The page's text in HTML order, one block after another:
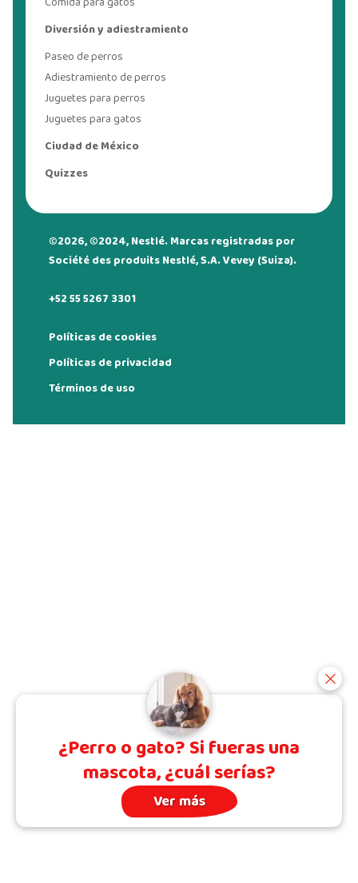
¿Perro o gato? Si fueras una
mascota, ¿cuál serías?
Ver más
Diversión y adiestramiento
Paseo de perros
Adiestramiento de perros
Juguetes para perros
Juguetes para gatos
Ciudad de México
Quizzes
©2026, ©2024, Nestlé. Marcas registradas por
Société des produits Nestlé, S.A. Vevey (Suiza).
+52 55 5267 3301
Políticas de cookies
Políticas de privacidad
Términos de uso